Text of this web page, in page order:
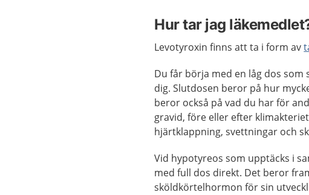
Hur tar jag
Levotyroxin finns att ta i form av
Du får börja med en låg dos
dig. Slutdosen beror på hur
beror också på vad du har för
gravid, före eller efter
hjärtklappning, svettningar och
Vid hypotyreos som upptäcks i
med full dos direkt. Det beror
sköldkörtelhormon för sin